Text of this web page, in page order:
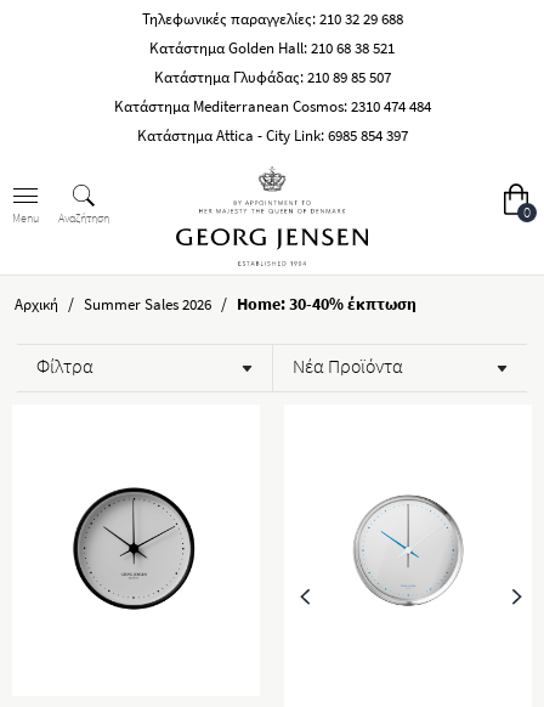
Τηλεφωνικές παραγγελίες:210 32 29 688
Κατάστημα Golden Hall:210 68 38 521
Κατάστημα Γλυφάδας:210 89 85 507
Κατάστημα Mediterranean Cosmos:2310 474 484
Κατάστημα Attica - City Link:6985 854 397
Menu Αναζήτηση 0
Αρχική / Summer Sales 2026 / Home: 30-40% έκπτωση
Φίλτρα Νέα Προϊόντα